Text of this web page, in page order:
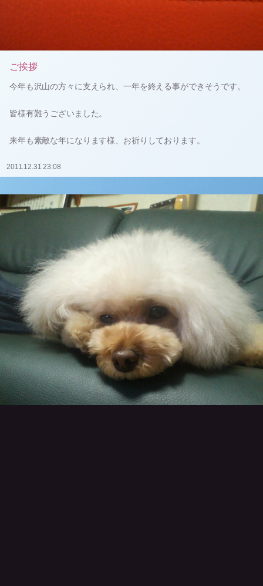
ご挨拶
今年も沢山の方々に支えられ、一年を終える事ができそうです。
皆様有難うございました。
来年も素敵な年になります様、お祈りしております。
2011.12.31 23:08